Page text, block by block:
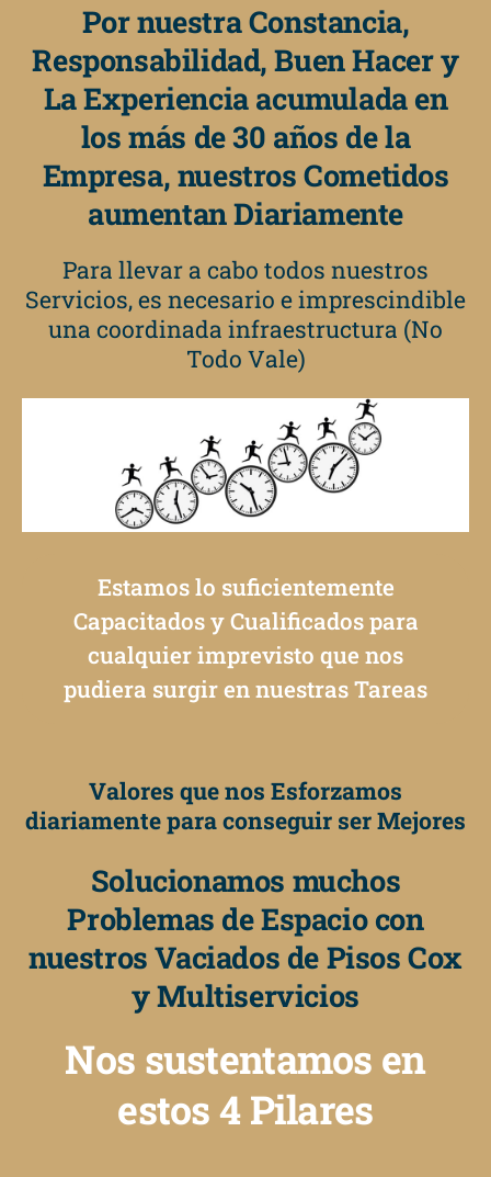
Por nuestra Constancia,
Responsabilidad, Buen Hacer y
La Experiencia acumulada en
los más de 30 años de la
Empresa, nuestros Cometidos
aumentan Diariamente
Para llevar a cabo todos nuestros
Servicios, es necesario e imprescindible
una coordinada infraestructura (No
Todo Vale)
Estamos lo suficientemente
Capacitados y Cualificados para
cualquier imprevisto que nos
pudiera surgir en nuestras Tareas
Valores que nos Esforzamos
diariamente para conseguir ser Mejores
Solucionamos muchos
Problemas de Espacio con
nuestros Vaciados de Pisos Cox
y Multiservicios
Nos sustentamos en
estos 4 Pilares